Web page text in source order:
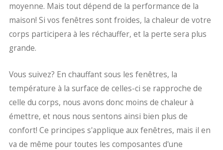
moyenne. Mais tout dépend de la performance de la
maison! Si vos fenêtres sont froides, la chaleur de votre
corps participera à les réchauffer, et la perte sera plus
grande.
Vous suivez? En chauffant sous les fenêtres, la
température à la surface de celles-ci se rapproche de
celle du corps, nous avons donc moins de chaleur à
émettre, et nous nous sentons ainsi bien plus de
confort! Ce principes s'applique aux fenêtres, mais il en
va de même pour toutes les composantes d'une